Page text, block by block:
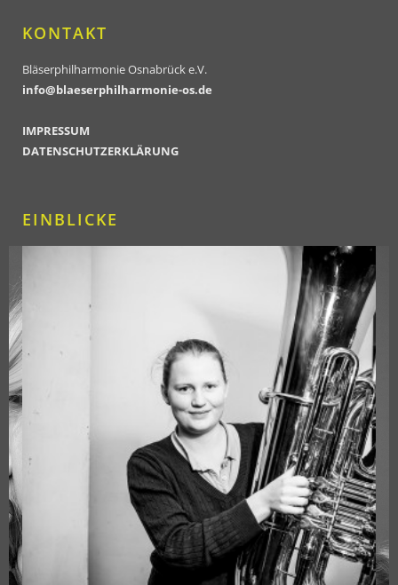
KONTAKT
Bläserphilharmonie Osnabrück e.V.
info@blaeserphilharmonie-os.de
IMPRESSUM
DATENSCHUTZERKLÄRUNG
EINBLICKE